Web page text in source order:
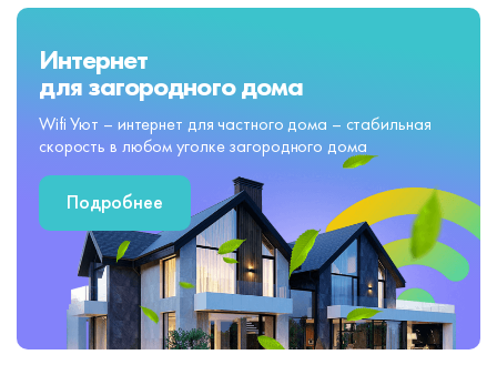
Интернет
для загородного дома
Wifi Уют – интернет для частного дома – стабильная
скорость в любом уголке загородного дома
Подробнее